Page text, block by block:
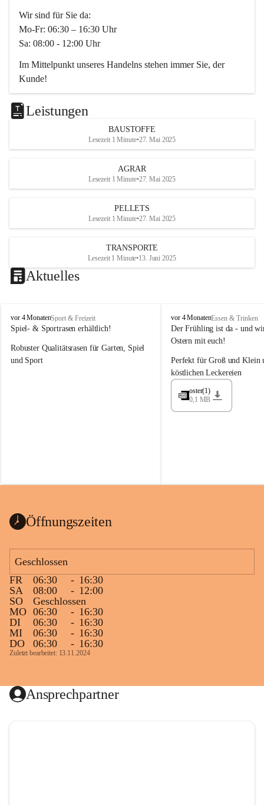
Wir sind für Sie da:
Mo-Fr: 06:30 – 16:30 Uhr
Sa: 08:00 - 12:00 Uhr
Im Mittelpunkt unseres Handelns stehen immer Sie, der
Kunde!
Das Team ist freundlich, motiviert und bestens geschult in
den Bereichen
Beratung, Lager sowie Transport. Für alle Ihre Anliegen
finden wir eine individuelle Lösung.
office@mayer-lipsch.at
Leistungen
BAUSTOFFE
Lesezeit 1 Minute•27. Mai 2025
AGRAR
Lesezeit 1 Minute•27. Mai 2025
PELLETS
Lesezeit 1 Minute•27. Mai 2025
TRANSPORTE
Lesezeit 1 Minute•13. Juni 2025
Aktuelles
M
a
e
r
vor 4 MonatenSport & Freizeit
Spiel- & Sportrasen erhältlich!
Robuster Qualitätsrasen für Garten, Spiel
und Sport
M
a
y
r
G
ü
e
vor 4 MonatenEssen & Trinken
Der Frühling ist da - und
Ostern mit euch!
Perfekt für Groß und Klein
köstlichen Leckereien
oster(1)
0,1 MB
Öffnungszeiten
Geschlossen
FR
06:30 - 16:30
SA
08:00 - 12:00
SO
Geschlossen
MO 06:30 - 16:30
DI
06:30 - 16:30
MI
06:30 - 16:30
DO
06:30 - 16:30
Zuletzt bearbeitet: 13.11.2024
Ansprechpartner